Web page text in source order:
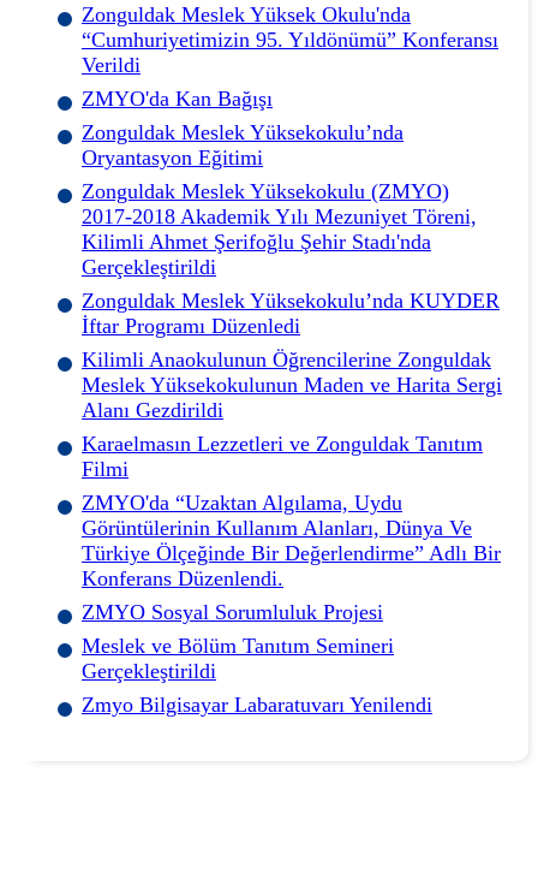
Zonguldak Meslek Yüksek Okulu'nda
“Cumhuriyetimizin 95. Yıldönümü” Konferansı
Verildi
ZMYO'da Kan Bağışı
Zonguldak Meslek Yüksekokulu’nda
Oryantasyon Eğitimi
Zonguldak Meslek Yüksekokulu (ZMYO)
2017-2018 Akademik Yılı Mezuniyet Töreni,
Kilimli Ahmet Şerifoğlu Şehir Stadı'nda
Gerçekleştirildi
Zonguldak Meslek Yüksekokulu’nda KUYDER
İftar Programı Düzenledi
Kilimli Anaokulunun Öğrencilerine Zonguldak
Meslek Yüksekokulunun Maden ve Harita Sergi
Alanı Gezdirildi
Karaelmasın Lezzetleri ve Zonguldak Tanıtım
Filmi
ZMYO'da “Uzaktan Algılama, Uydu
Görüntülerinin Kullanım Alanları, Dünya Ve
Türkiye Ölçeğinde Bir Değerlendirme” Adlı Bir
Konferans Düzenlendi.
ZMYO Sosyal Sorumluluk Projesi
Meslek ve Bölüm Tanıtım Semineri
Gerçekleştirildi
Zmyo Bilgisayar Labaratuvarı Yenilendi